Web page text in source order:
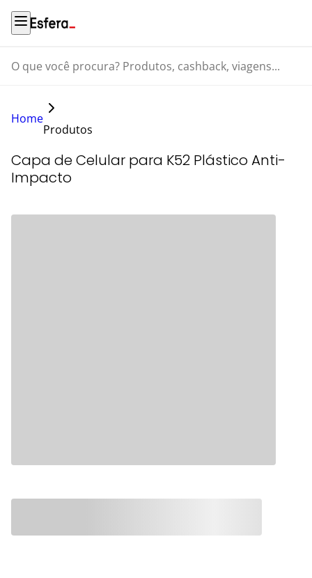
O que você procura? Produtos, cashback, viagens...
Home
Produtos
Capa de Celular para K52 Plástico Anti-
Impacto